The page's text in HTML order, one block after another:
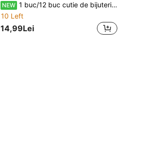
NEW 1 buc/12 buc cutie de bijuterii din plastic transparent, decorare Nail Art, accesorii pentru brățări, colier, cercei, rezistentă la praf și umezeală, organizator de afișare a bijuteriilor
10 Left
14,99Lei